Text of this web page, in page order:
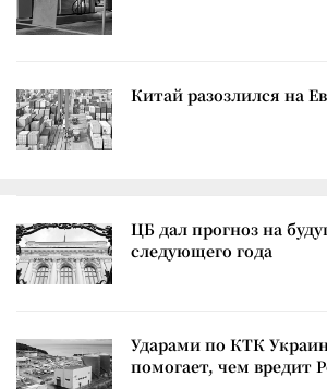
Китай разозлился на
ЦБ дал прогноз на
следующего года
Ударами по КТК
помогает, чем вредит